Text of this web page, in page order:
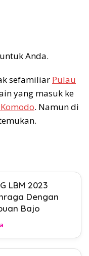
Anda.
sefamiliar Pulau
yang masuk ke
. Namun di
LBM 2023
Dengan
Bajo